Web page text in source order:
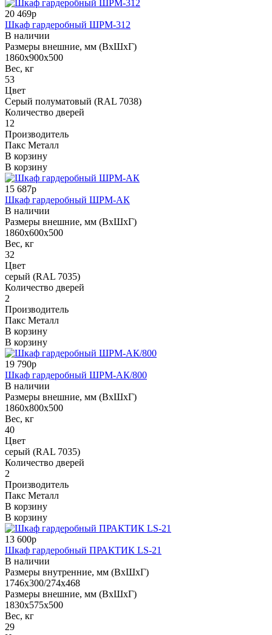
20 469р
Шкаф гардеробный ШРМ-312
В наличии
Размеры внешние, мм (ВхШхГ)
1860х900х500
Вес, кг
53
Цвет
Серый полуматовый (RAL 7038)
Количество дверей
12
Производитель
Пакс Металл
В корзину
В корзину
15 687р
Шкаф гардеробный ШРМ-АК
В наличии
Размеры внешние, мм (ВхШхГ)
1860x600x500
Вес, кг
32
Цвет
серый (RAL 7035)
Количество дверей
2
Производитель
Пакс Металл
В корзину
В корзину
19 790р
Шкаф гардеробный ШРМ-АК/800
В наличии
Размеры внешние, мм (ВхШхГ)
1860x800x500
Вес, кг
40
Цвет
серый (RAL 7035)
Количество дверей
2
Производитель
Пакс Металл
В корзину
В корзину
13 600р
Шкаф гардеробный ПРАКТИК LS-21
В наличии
Размеры внутренние, мм (ВхШхГ)
1746x300/274x468
Размеры внешние, мм (ВхШхГ)
1830x575x500
Вес, кг
29